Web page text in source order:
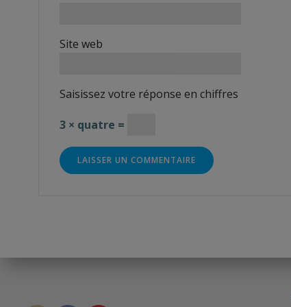
Site web
Saisissez votre réponse en chiffres
3 × quatre =